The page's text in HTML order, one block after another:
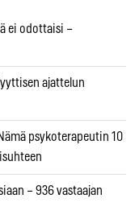
ei odottaisi –
ajattelun
psykoterapeutin 10
– 936 vastaajan